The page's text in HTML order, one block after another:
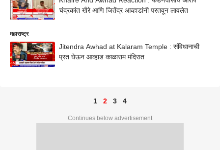
चंद्रकांत खैरे आणि जितेंद्र आव्हाडांनी परतवून लावलेत
महाराष्ट्र
Jitendra Awhad at Kalaram Temple : संविधानाची
प्रत घेऊन आव्हाड काळाराम मंदिरात
1 2 3 4
Continues below advertisement